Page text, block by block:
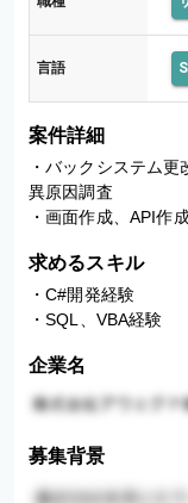
言語
案件詳細
・バックシステム
異原因調査
・画面作成、API作
求めるスキル
・C#開発経験
・SQL、VBA経験
企業名
募集背景